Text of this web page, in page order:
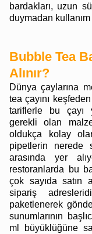
bardakları, uzun
duymadan
Bubble Tea
Alınır?
Dünya çaylarına
tea çayını
tariflerle bu çayı
gerekli olan
oldukça kolay
pipetlerin nerede
arasında yer
restoranlarda bu
çok sayıda satın
sipariş
paketlenerek
sunumlarının
ml büyüklüğüne